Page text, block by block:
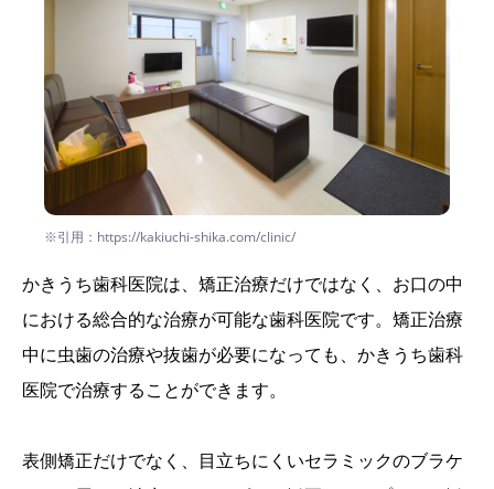
※引用：https://kakiuchi-shika.com/clinic/
かきうち歯科医院は、矯正治療だけではなく、お口の中
における総合的な治療が可能な歯科医院です。矯正治療
中に虫歯の治療や抜歯が必要になっても、かきうち歯科
医院で治療することができます。
表側矯正だけでなく、目立ちにくいセラミックのブラケ